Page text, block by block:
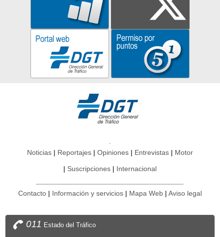
Noticias Reportajes Opiniones Entrevistas Motor
Suscripciones Internacional
Contacto Información y servicios Mapa Web Aviso legal
011 Estado del Tráfico